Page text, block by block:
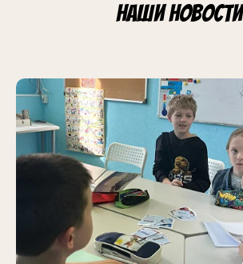
Наши новости